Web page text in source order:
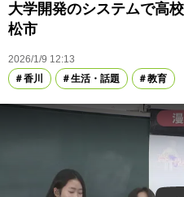
大学開発のシステムで高
松市
2026/1/9 12:13
香川
生活・話題 教育